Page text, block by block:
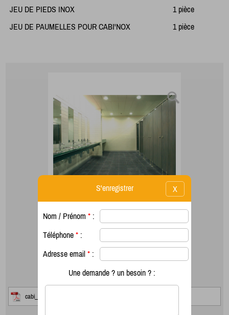
JEU DE PIEDS INOX
1 pièce
JEU DE PAUMELLES POUR CABI'NOX
1 pièce
cabi_nox_grand_13_descriptif_technique.pdf
X
S'enregistrer
Nom / Prénom * :
Téléphone * :
Adresse email * :
Une demande ? un besoin ? :